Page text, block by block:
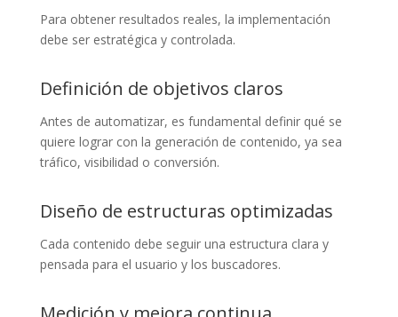
Para obtener resultados reales, la implementación
debe ser estratégica y controlada.
Definición de objetivos claros
Antes de automatizar, es fundamental definir qué se
quiere lograr con la generación de contenido, ya sea
tráfico, visibilidad o conversión.
Diseño de estructuras optimizadas
Cada contenido debe seguir una estructura clara y
pensada para el usuario y los buscadores.